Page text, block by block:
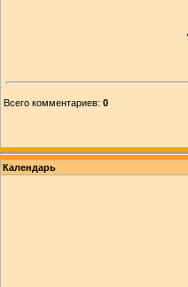
Всего комментариев: 0
Календарь